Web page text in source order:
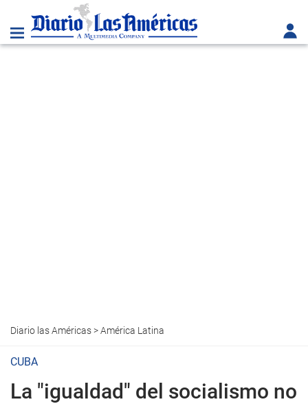
Diario las Américas>América Latina
CUBA
La "igualdad" del socialismo no